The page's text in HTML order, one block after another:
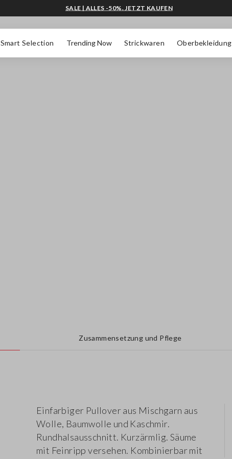
Smart Selection Trending Now Strickwaren Oberbekleidung
SALE | ALLES -50%. JETZT KAUFEN
Zusammensetzung und Pflege
Einfarbiger Pullover aus Mischgarn aus
Wolle, Baumwolle und Kaschmir.
Rundhalsausschnitt. Kurzärmlig. Säume
mit Feinripp versehen. Kombinierbar mit